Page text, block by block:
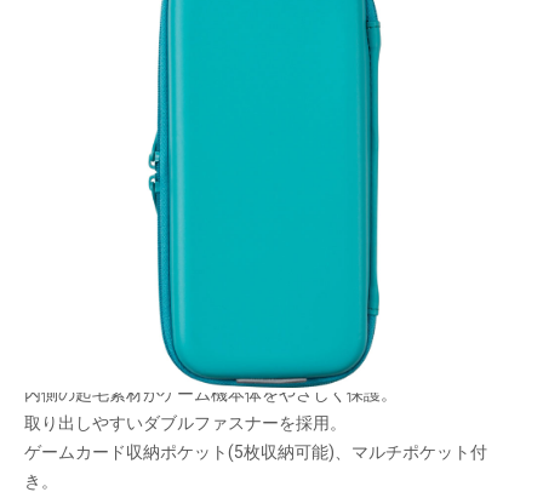
安心して持ち歩ける！軽くて丈夫なEVA素材のプ
ロテクトケース。カラビナ付き。
メーカー希望小売価格：
軽くて丈夫なEVA素材を使用し、キズ・衝撃からゲーム機本体を
内側の起毛素材がゲーム機本体をやさしく保護。
取り出しやすいダブルファスナーを採用。
ゲームカード収納ポケット(5枚収納可能)、マルチポケット付
き。